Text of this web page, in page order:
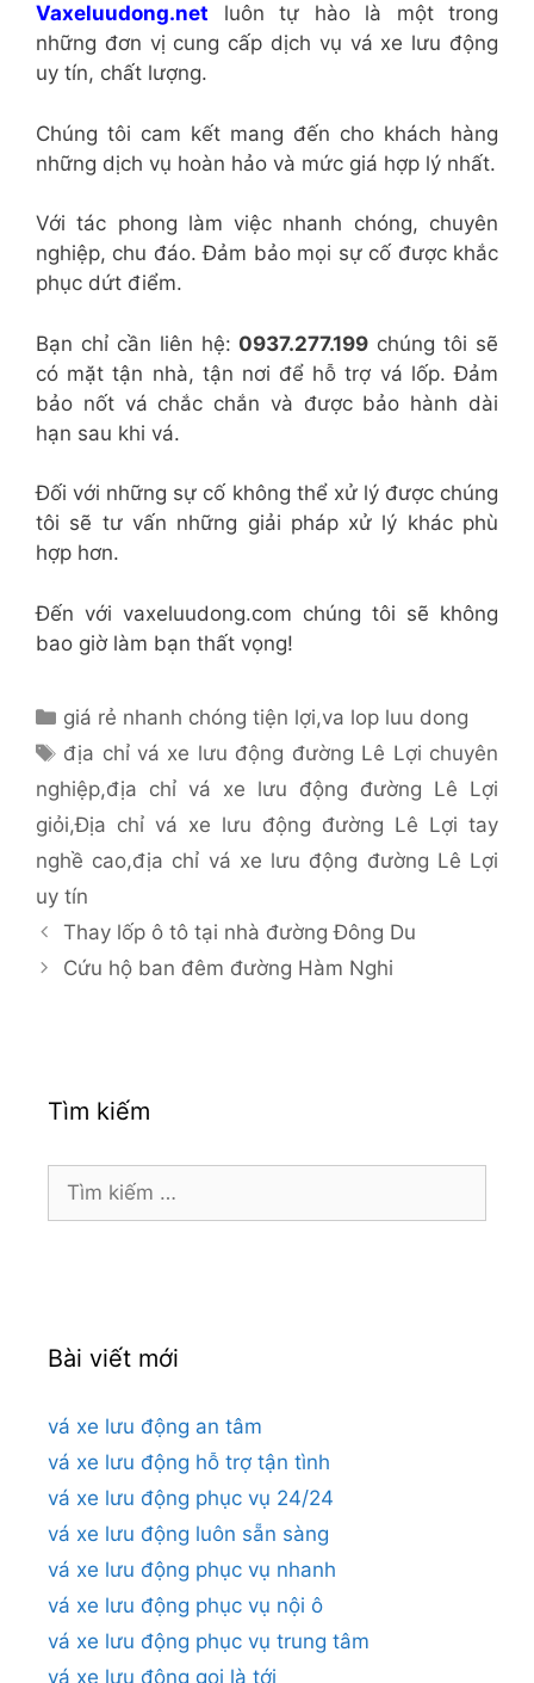
Vaxeluudong.net luôn tự hào là một trong
những đơn vị cung cấp dịch vụ vá xe lưu động
uy tín, chất lượng.
Chúng tôi cam kết mang đến cho khách hàng
những dịch vụ hoàn hảo và mức giá hợp lý nhất.
Với tác phong làm việc nhanh chóng, chuyên
nghiệp, chu đáo. Đảm bảo mọi sự cố được khắc
phục dứt điểm.
Bạn chỉ cần liên hệ: 0937.277.199 chúng tôi sẽ
có mặt tận nhà, tận nơi để hỗ trợ vá lốp. Đảm
bảo nốt vá chắc chắn và được bảo hành dài
hạn sau khi vá.
Đối với những sự cố không thể xử lý được chúng
tôi sẽ tư vấn những giải pháp xử lý khác phù
hợp hơn.
Đến với vaxeluudong.com chúng tôi sẽ không
bao giờ làm bạn thất vọng!
Danh
mục
giá rẻ nhanh chóng tiện lợi,va lop luu dong
Thẻ
địa chỉ vá xe lưu động đường Lê Lợi chuyên
nghiệp,địa chỉ vá xe lưu động đường Lê Lợi
giỏi,Địa chỉ vá xe lưu động đường Lê Lợi tay
nghề cao,địa chỉ vá xe lưu động đường Lê Lợi
uy tín
Thay lốp ô tô tại nhà đường Đông Du
Cứu hộ ban đêm đường Hàm Nghi
Tìm kiếm
Tìm
kiếm
Bài viết mới
vá xe lưu động an tâm
vá xe lưu động hỗ trợ tận tình
vá xe lưu động phục vụ 24/24
vá xe lưu động luôn sẵn sàng
vá xe lưu động phục vụ nhanh
vá xe lưu động phục vụ nội ô
vá xe lưu động phục vụ trung tâm
vá xe lưu động gọi là tới